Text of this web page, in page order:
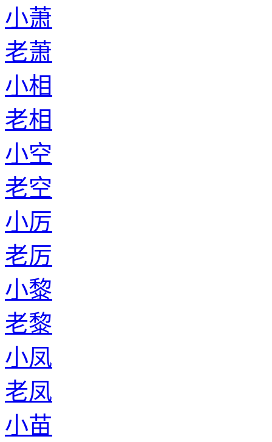
小萧
老萧
小相
老相
小空
老空
小厉
老厉
小黎
老黎
小凤
老凤
小苗